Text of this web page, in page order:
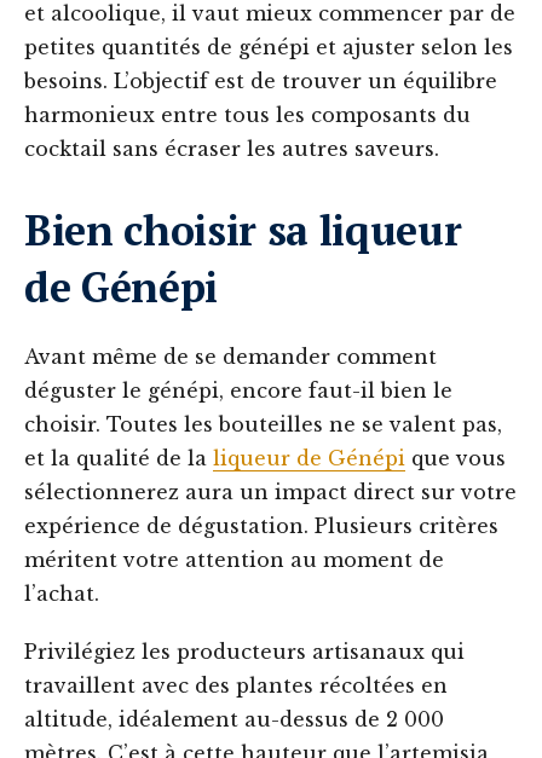
et alcoolique, il vaut mieux commencer par de
petites quantités de génépi et ajuster selon les
besoins. L’objectif est de trouver un équilibre
harmonieux entre tous les composants du
cocktail sans écraser les autres saveurs.
Bien choisir sa liqueur
de Génépi
Avant même de se demander comment
déguster le génépi, encore faut-il bien le
choisir. Toutes les bouteilles ne se valent pas,
et la qualité de la liqueur de Génépi que vous
sélectionnerez aura un impact direct sur votre
expérience de dégustation. Plusieurs critères
méritent votre attention au moment de
l’achat.
Privilégiez les producteurs artisanaux qui
travaillent avec des plantes récoltées en
altitude, idéalement au-dessus de 2 000